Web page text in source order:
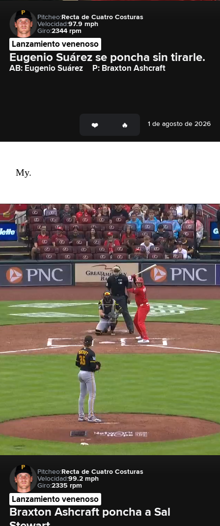
Pitcheo:Recta de Cuatro Costuras
Velocidad:97.9 mph
Giro:2344 rpm
Lanzamiento venenoso
Eugenio Suárez se poncha sin tirarle.
AB: Eugenio Suárez P: Braxton Ashcraft
1 de agosto de 2026
My.
Pitcheo:Recta de Cuatro Costuras
Velocidad:99.2 mph
Giro:2335 rpm
Lanzamiento venenoso
Braxton Ashcraft poncha a Sal